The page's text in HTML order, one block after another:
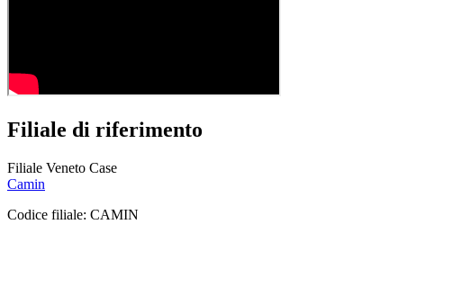
Filiale di riferimento
Filiale Veneto Case
Camin
Codice filiale: CAMIN